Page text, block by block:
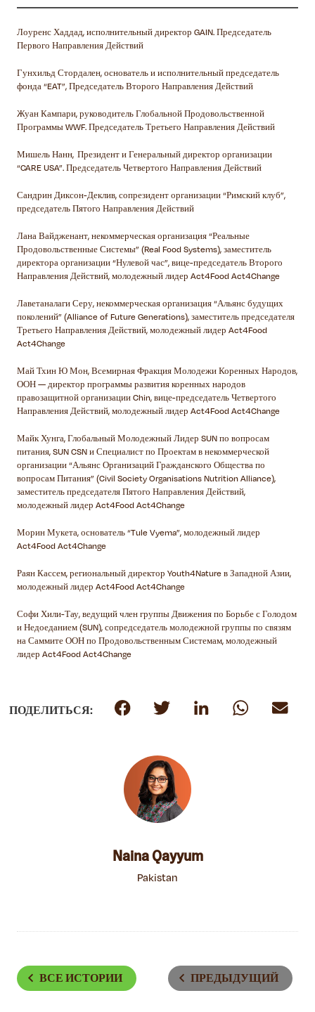
Лоуренс Хаддад, исполнительный директор GAIN. Председатель
Первого Направления Действий
Гунхильд Стордален, основатель и исполнительный председатель
фонда “EAT”, Председатель Второго Направления Действий
Жуан Кампари, руководитель Глобальной Продовольственной
Программы WWF. Председатель Третьего Направления Действий
Мишель Нанн, Президент и Генеральный директор организации
“CARE USA”. Председатель Четвертого Направления Действий
Сандрин Диксон-Деклив, сопрезидент организации “Римский клуб”,
председатель Пятого Направления Действий
Лана Вайдженант, некоммерческая организация “Реальные
Продовольственные Системы” (Real Food Systems), заместитель
директора организации “Нулевой час”, вице-председатель Второго
Направления Действий, молодежный лидер Act4Food Act4Change
Лаветаналаги Серу, некоммерческая организация “Альянс будущих
поколений” (Alliance of Future Generations), заместитель председателя
Третьего Направления Действий, молодежный лидер Act4Food
Act4Change
Май Тхин Ю Мон, Всемирная Фракция Молодежи Коренных Народов,
ООН — директор программы развития коренных народов
правозащитной организации Chin, вице-председатель Четвертого
Направления Действий, молодежный лидер Act4Food Act4Change
Майк Хунга, Глобальный Молодежный Лидер SUN по вопросам
питания, SUN CSN и Специалист по Проектам в некоммерческой
организации “Альянс Организаций Гражданского Общества по
вопросам Питания” (Civil Society Organisations Nutrition Alliance),
заместитель председателя Пятого Направления Действий,
молодежный лидер Act4Food Act4Change
Морин Мукета, основатель “Tule Vyema”, молодежный лидер
Act4Food Act4Change
Раян Кассем, региональный директор Youth4Nature в Западной Азии,
молодежный лидер Act4Food Act4Change
Софи Хили-Тау, ведущий член группы Движения по Борьбе с Голодом
и Недоеданием (SUN), сопредседатель молодежной группы по связям
на Саммите ООН по Продовольственным Системам, молодежный
лидер Act4Food Act4Change
ПОДЕЛИТЬСЯ:
Naina Qayyum
Pakistan
ВСЕ ИСТОРИИ ПРЕДЫДУЩИЙ